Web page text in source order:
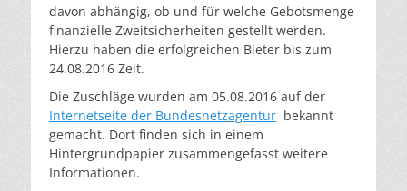
davon abhängig, ob und für welche Gebotsmenge
finanzielle Zweitsicherheiten gestellt werden.
Hierzu haben die erfolgreichen Bieter bis zum
24.08.2016 Zeit.
Die Zuschläge wurden am 05.08.2016 auf der
Internetseite der Bundesnetzagentur bekannt
gemacht. Dort finden sich in einem
Hintergrundpapier zusammengefasst weitere
Informationen.